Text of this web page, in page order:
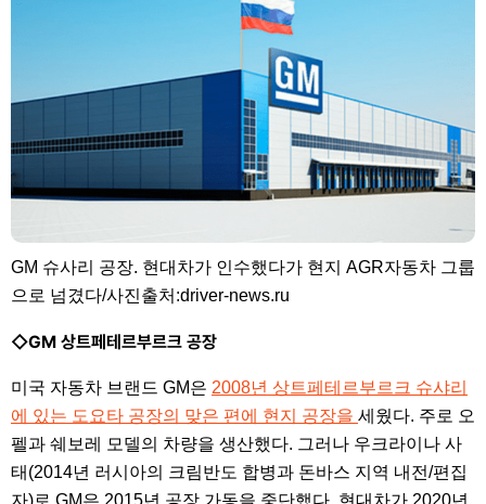
GM 슈사리 공장. 현대차가 인수했다가 현지 AGR자동차 그룹
으로 넘겼다/사진출처:driver-news.ru
◇GM 상트페테르부르크 공장
미국 자동차 브랜드 GM은 2008년 상트페테르부르크 슈샤리
에 있는 도요타 공장의 맞은 편에 현지 공장을 세웠다. 주로 오
펠과 쉐보레 모델의 차량을 생산했다. 그러나 우크라이나 사
태(2014년 러시아의 크림반도 합병과 돈바스 지역 내전/편집
자)로 GM은 2015년 공장 가동을 중단했다. 현대차가 2020년